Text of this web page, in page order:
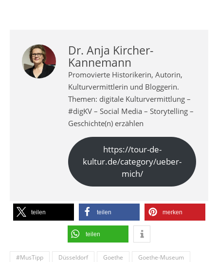
Dr. Anja Kircher-
Kannemann
Promovierte Historikerin, Autorin,
Kulturvermittlerin und Bloggerin.
Themen: digitale Kulturvermittlung –
#digKV – Social Media – Storytelling –
Geschichte(n) erzählen
https://tour-de-
kultur.de/category/ueber-
mich/
teilen teilen merken
teilen
#MusTipp Düsseldorf Goethe
Goethe-Museum